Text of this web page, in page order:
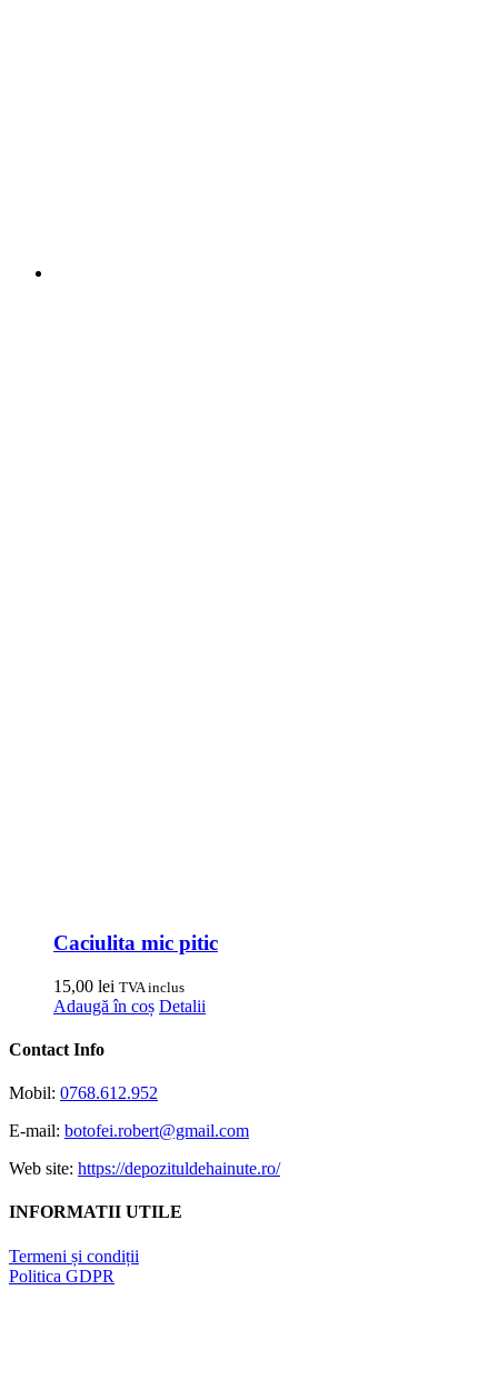
Caciulita mic pitic
15,00 lei TVA inclus
Adaugă în coș Detalii
Contact Info
Mobil: 0768.612.952
E-mail: botofei.robert@gmail.com
Web site: https://depozituldehainute.ro/
INFORMATII UTILE
Termeni și condiții
Politica GDPR